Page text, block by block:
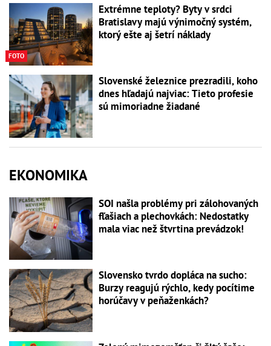
FOTO
Extrémne teploty? Byty v srdci
Bratislavy majú výnimočný systém,
ktorý ešte aj šetrí náklady
Slovenské železnice prezradili, koho
dnes hľadajú najviac: Tieto profesie
sú mimoriadne žiadané
EKONOMIKA
SOI našla problémy pri zálohovaných
fľašiach a plechovkách: Nedostatky
mala viac než štvrtina prevádzok!
Slovensko tvrdo dopláca na sucho:
Burzy reagujú rýchlo, kedy pocítime
horúčavy v peňaženkách?